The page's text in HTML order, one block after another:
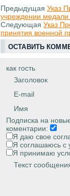
Предыдущая Указ
учреждении медали
Следующая Указ
принятия военной
ОСТАВИТЬ
как гость
Заголовок
E-mail
Имя
Подписка на
коментарии:
Я даю свое
Я соглашаюсь с
Я принимаю
Текст